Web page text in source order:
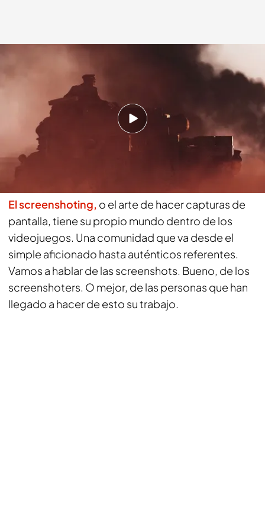
12 FEB 2020 - 18:36h.
Profesionales del screenshot
Compartir
El screenshoting, o el arte de hacer capturas de
pantalla, tiene su propio mundo dentro de los
videojuegos. Una comunidad que va desde el
simple aficionado hasta auténticos referentes.
Vamos a hablar de las screenshots. Bueno, de los
screenshoters. O mejor, de las personas que han
llegado a hacer de esto su trabajo.